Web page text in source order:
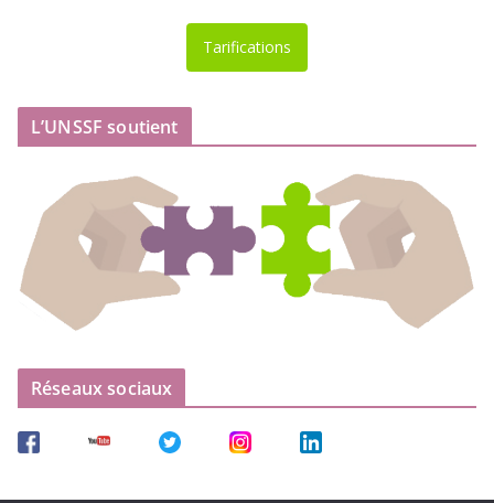
Tarifications
L’UNSSF soutient
Réseaux sociaux